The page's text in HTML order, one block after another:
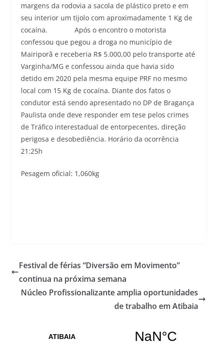
margens da rodovia a sacola de plástico preto e em
seu interior um tijolo com aproximadamente 1 Kg de
cocaína. Após o encontro o motorista
confessou que pegou a droga no município de
Mairiporã e receberia R$ 5.000,00 pelo transporte até
Varginha/MG e confessou ainda que havia sido
detido em 2020 pela mesma equipe PRF no mesmo
local com 15 Kg de cocaína. Diante dos fatos o
condutor está sendo apresentado no DP de Bragança
Paulista onde deve responder em tese pelos crimes
de Tráfico interestadual de entorpecentes, direção
perigosa e desobediência. Horário da ocorrência
21:25h
Pesagem oficial: 1,060kg
Festival de férias “Diversão em Movimento”
continua na próxima semana
Núcleo Profissionalizante amplia oportunidades
de trabalho em Atibaia